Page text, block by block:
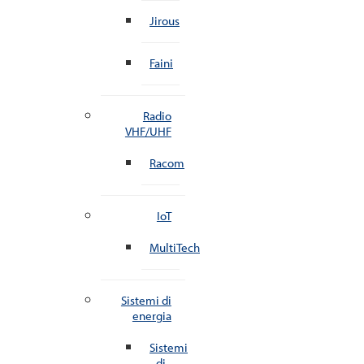
Jirous
Faini
Radio
VHF/UHF
Racom
IoT
MultiTech
Sistemi di
energia
Sistemi